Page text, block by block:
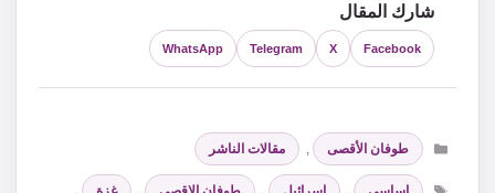
شارك المقال
Facebook
X
Telegram
WhatsApp
التصنيفات
طوفان الأقصى ,
مقالات الناشر
الوسوم